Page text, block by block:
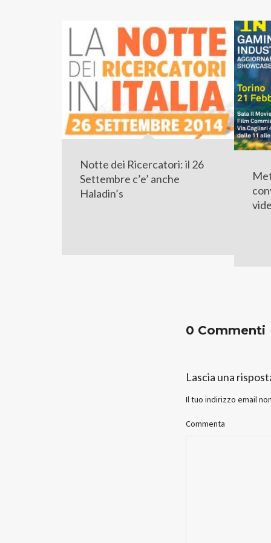
Notte dei Ricercatori: il 26
Settembre c’e’ anche
Haladin’s
0 Commenti
Lascia una
Il tuo indirizzo email
Commenta